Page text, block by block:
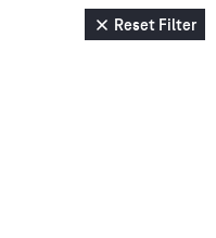
Reset Filter